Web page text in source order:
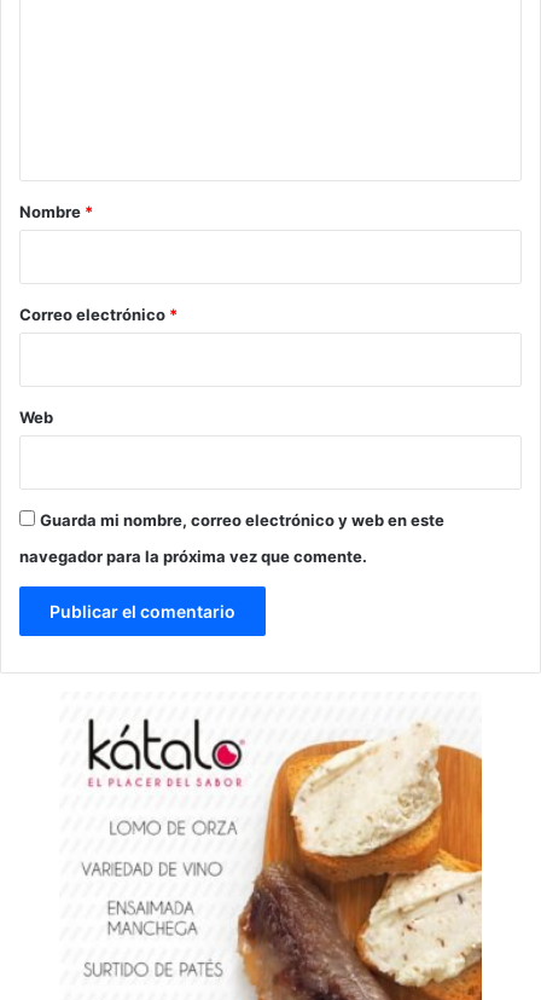
r
*
Nombre *
Correo electrónico *
Web
Guarda mi nombre, correo electrónico y web en este
navegador para la próxima vez que comente.